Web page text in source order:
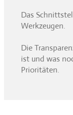
Das
Werkzeugen.
Die
ist und was
Prioritäten.